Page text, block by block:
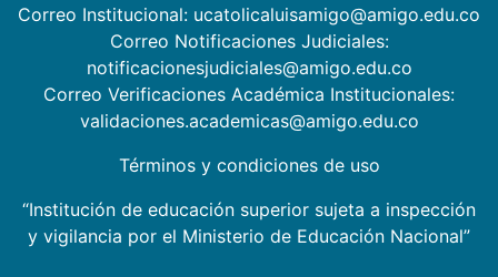
Correo Institucional: ucatolicaluisamigo@amigo.edu.co
Correo Notificaciones Judiciales:
notificacionesjudiciales@amigo.edu.co
Correo Verificaciones Académica Institucionales:
validaciones.academicas@amigo.edu.co
Términos y condiciones de uso
“Institución de educación superior sujeta a inspección
y vigilancia por el Ministerio de Educación Nacional”